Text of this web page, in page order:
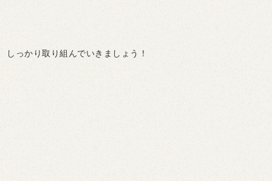
しっかり取り組んでいきましょう！